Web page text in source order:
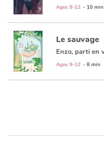
Ages 9-12 - 10 min
Le sauvage
Ages 9-12 - 8 min